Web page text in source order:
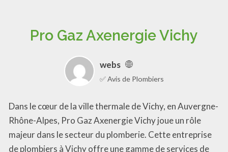
Pro Gaz Axenergie Vichy
webs
✅ Avis de Plombiers
Dans le cœur de la ville thermale de Vichy, en Auvergne-
Rhône-Alpes, Pro Gaz Axenergie Vichy joue un rôle
majeur dans le secteur du plomberie. Cette entreprise
de plombiers à Vichy offre une gamme de services de